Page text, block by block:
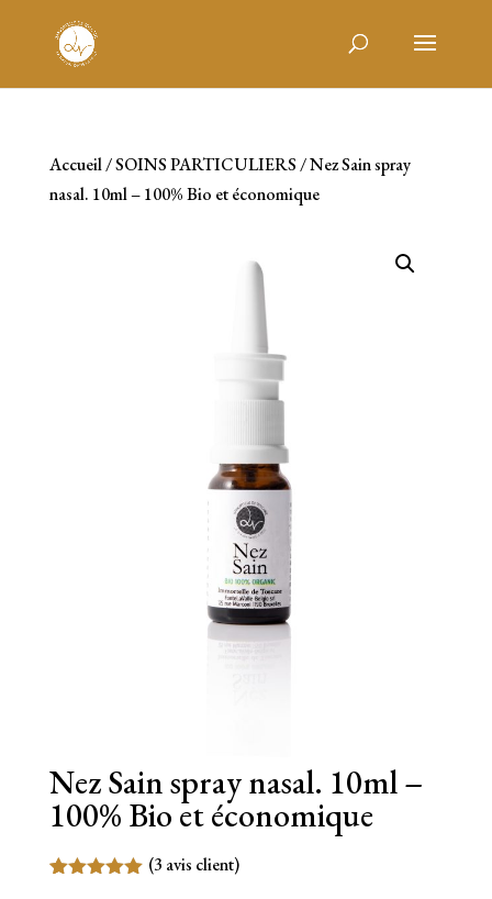
Accueil/SOINS PARTICULIERS/ Nez Sain spray
nasal. 10ml – 100% Bio et économique
Nez Sain spray nasal. 10ml –
100% Bio et économique
(3 avis client)